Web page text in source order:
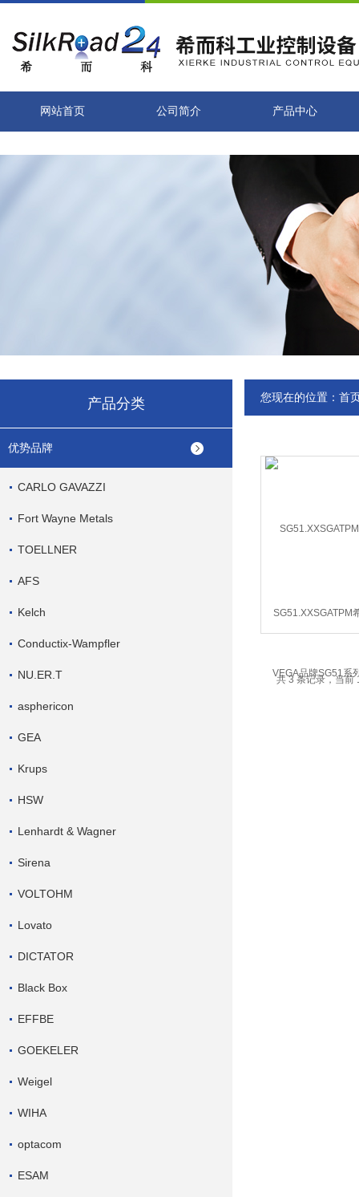
网站首页 公司简介 产品中心
产品分类
优势品牌
CARLO GAVAZZI
Fort Wayne Metals
TOELLNER
AFS
Kelch
Conductix-Wampfler
NU.ER.T
asphericon
GEA
Krups
HSW
Lenhardt & Wagner
Sirena
VOLTOHM
Lovato
DICTATOR
Black Box
EFFBE
GOEKELER
Weigel
WIHA
optacom
ESAM
您现在的位置： 首
SG51.XXSGATPM
VEGA品牌SG51系
共 3 条记录，当